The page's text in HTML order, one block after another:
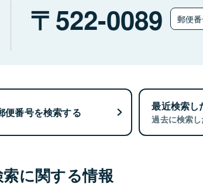
522-0089 郵便
便番号を検索する 最近検索し
過去に検索し
に関する情報